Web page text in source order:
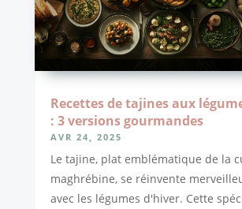
Recettes de tajines aux
: 3 versions gourmandes
AVR 24, 2025
Le tajine, plat emblématique de la
maghrébine, se réinvente
avec les légumes d'hiver. Cette